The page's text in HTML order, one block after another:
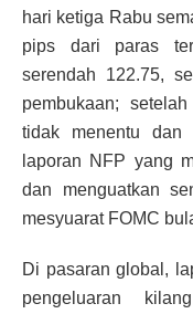
hari ketiga Rabu
pips dari paras
serendah 122.75,
pembukaan;
tidak menentu dan
laporan NFP yang
dan menguatkan
mesyuarat FOMC
Di pasaran global,
pengeluaran